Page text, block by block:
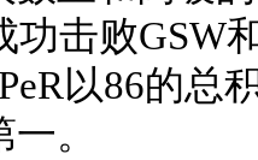
功击败GSW
以86的总
。